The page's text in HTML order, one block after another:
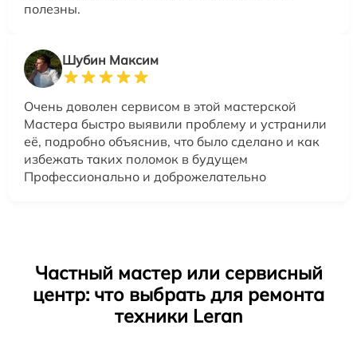
полезны.
Шубин Максим
Очень доволен сервисом в этой мастерской
Мастера быстро выявили проблему и устранили
её, подробно объяснив, что было сделано и как
избежать таких поломок в будущем
Профессионально и доброжелательно
Частный мастер или сервисный
центр: что выбрать для ремонта
техники Leran